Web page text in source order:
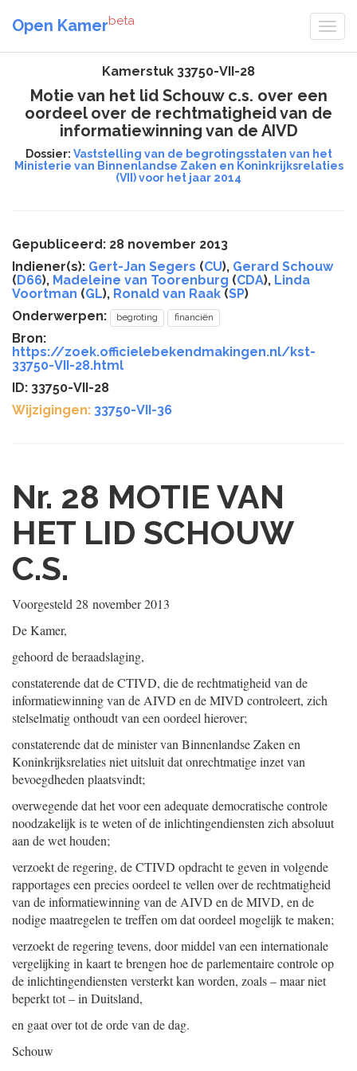
Open Kamerbeta
Kamerstuk 33750-VII-28
Motie van het lid Schouw c.s. over een
oordeel over de rechtmatigheid van de
informatiewinning van de AIVD
Dossier: Vaststelling van de begrotingsstaten van het
Ministerie van Binnenlandse Zaken en Koninkrijksrelaties
(VII) voor het jaar 2014
Gepubliceerd: 28 november 2013
Indiener(s): Gert-Jan Segers (CU), Gerard Schouw
(D66), Madeleine van Toorenburg (CDA), Linda
Voortman (GL), Ronald van Raak (SP)
Onderwerpen:
begroting financiën
Bron:
https://zoek.officielebekendmakingen.nl/kst-
33750-VII-28.html
ID: 33750-VII-28
Wijzigingen: 33750-VII-36
Nr. 28 MOTIE VAN
HET LID SCHOUW
C.S.
Voorgesteld 28 november 2013
De Kamer,
gehoord de beraadslaging,
constaterende dat de CTIVD, die de rechtmatigheid van de
informatiewinning van de AIVD en de MIVD controleert, zich
stelselmatig onthoudt van een oordeel hierover;
constaterende dat de minister van Binnenlandse Zaken en
Koninkrijksrelaties niet uitsluit dat onrechtmatige inzet van
bevoegdheden plaatsvindt;
overwegende dat het voor een adequate democratische controle
noodzakelijk is te weten of de inlichtingendiensten zich absoluut
aan de wet houden;
verzoekt de regering, de CTIVD opdracht te geven in volgende
rapportages een precies oordeel te vellen over de rechtmatigheid
van de informatiewinning van de AIVD en de MIVD, en de
nodige maatregelen te treffen om dat oordeel mogelijk te maken;
verzoekt de regering tevens, door middel van een internationale
vergelijking in kaart te brengen hoe de parlementaire controle op
de inlichtingendiensten versterkt kan worden, zoals – maar niet
beperkt tot – in Duitsland,
en gaat over tot de orde van de dag.
Schouw